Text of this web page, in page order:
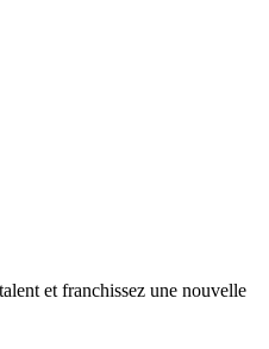
et franchissez une nouvelle